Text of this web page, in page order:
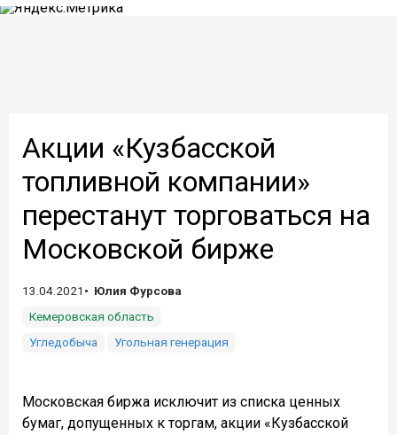
Акции «Кузбасской
топливной компании»
перестанут торговаться на
Московской бирже
13.04.2021
Юлия Фурсова
Кемеровская область
Угледобыча
Угольная генерация
Московская биржа исключит из списка ценных
бумаг, допущенных к торгам, акции «Кузбасской